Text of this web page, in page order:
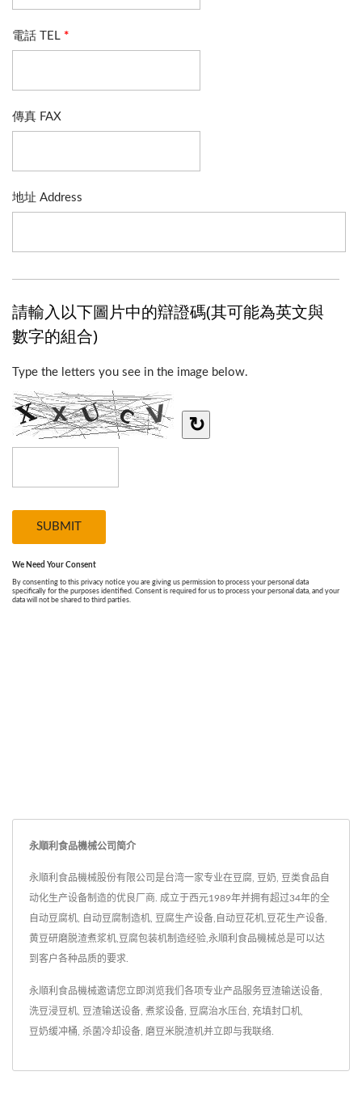
永順利食品機械公司简介
永順利食品機械股份有限公司是台湾一家专业在豆腐, 豆奶, 豆类食品自
动化生产设备制造的优良厂商. 成立于西元1989年并拥有超过34年的全
自动豆腐机, 自动豆腐制造机, 豆腐生产设备,自动豆花机,豆花生产设备,
黄豆研磨脱渣煮浆机,豆腐包装机制造经验,永順利食品機械总是可以达
到客户各种品质的要求.
永順利食品機械邀请您立即浏览我们各项专业产品服务豆渣输送设备
洗豆浸豆机 豆渣输送设备 煮浆设备 豆腐治水压台 充填封口机
豆奶缓冲桶 杀菌冷却设备 磨豆米脱渣机并立即与我联络